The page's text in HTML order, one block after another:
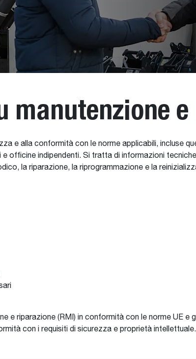
manutenzione
e alla conformità con le norme applicabili, incluse
officine indipendenti. Si tratta di informazioni
la riparazione, la riprogrammazione e la
e riparazione (RMI) in conformità con le norme UE e
con i requisiti di sicurezza e proprietà intellettuale.